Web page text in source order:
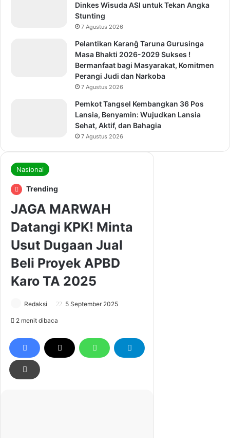
Dinkes Wisuda ASI untuk Tekan Angka
Stunting
7 Agustus 2026
Pelantikan Karanĝ Taruna Gurusinga
Masa Bhakti 2026-2029 Sukses !
Bermanfaat bagi Masyarakat, Komitmen
Perangi Judi dan Narkoba
7 Agustus 2026
Pemkot Tangsel Kembangkan 36 Pos
Lansia, Benyamin: Wujudkan Lansia
Sehat, Aktif, dan Bahagia
7 Agustus 2026